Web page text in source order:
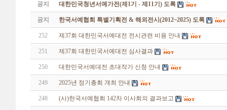
공지 대한민국청년서예가전(제1기 - 제11기) 도록
공지 한국서예협회 특별기획전 & 해외전시(2012~2025) 도록
252 제37회 대한민국서예대전 전시관련 비용 안내
251 제37회 대한민국서예대전 심사결과
250 대한민국서예대전 초대작가 신청 안내
249 2025년 정기총회 개최 안내
248 (사)한국서예협회 142차 이사회의 결과보고